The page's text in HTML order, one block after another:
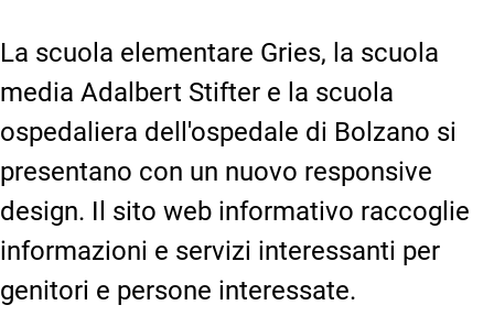
La scuola elementare Gries, la scuola
media Adalbert Stifter e la scuola
ospedaliera dell'ospedale di Bolzano si
presentano con un nuovo responsive
design. Il sito web informativo raccoglie
informazioni e servizi interessanti per
genitori e persone interessate.